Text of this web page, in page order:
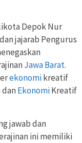
Depok Nur
jajarab Pengurus
Jawa Barat.
ekonomikreatif
EkonomiKreatif
jawab dan
ini memiliki